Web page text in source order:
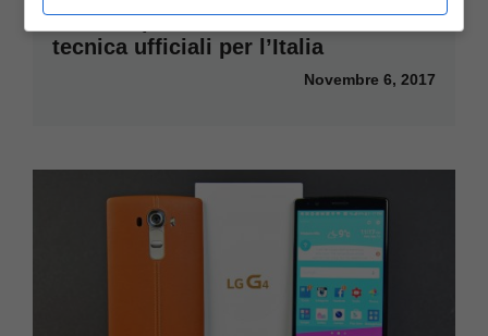
LG V30: prezzo, uscita, scheda
tecnica ufficiali per l’Italia
Novembre 6, 2017